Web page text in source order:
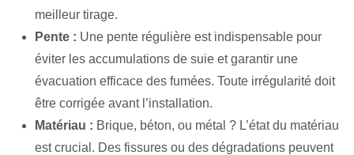
meilleur tirage.
Pente : Une pente régulière est indispensable pour
éviter les accumulations de suie et garantir une
évacuation efficace des fumées. Toute irrégularité doit
être corrigée avant l’installation.
Matériau : Brique, béton, ou métal ? L’état du matériau
est crucial. Des fissures ou des dégradations peuvent